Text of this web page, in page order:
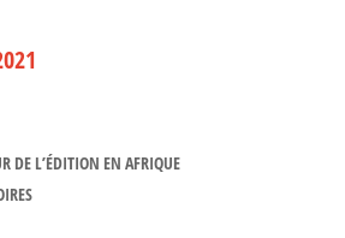
DE L’ÉDITION EN AFRIQUE